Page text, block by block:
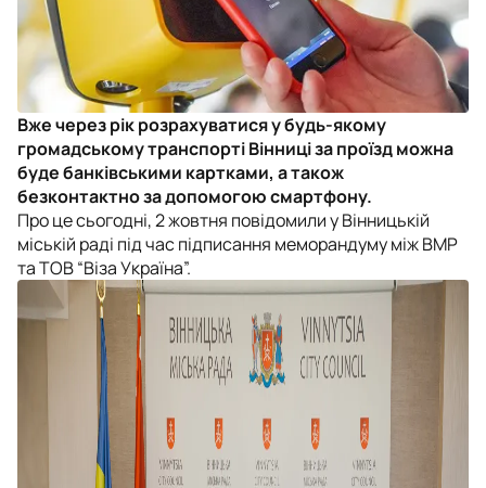
Вже через рік розрахуватися у будь-якому
громадському транспорті Вінниці за проїзд можна
буде банківськими картками, а також
безконтактно за допомогою смартфону.
Про це сьогодні, 2 жовтня повідомили у Вінницькій
міській раді під час підписання меморандуму між ВМР
та ТОВ “Віза Україна”.